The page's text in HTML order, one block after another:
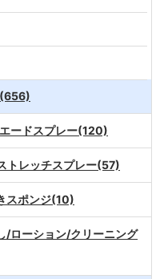
(656)
ードスプレー(120)
トレッチスプレー(57)
スポンジ(10)
/ローション/クリーニング